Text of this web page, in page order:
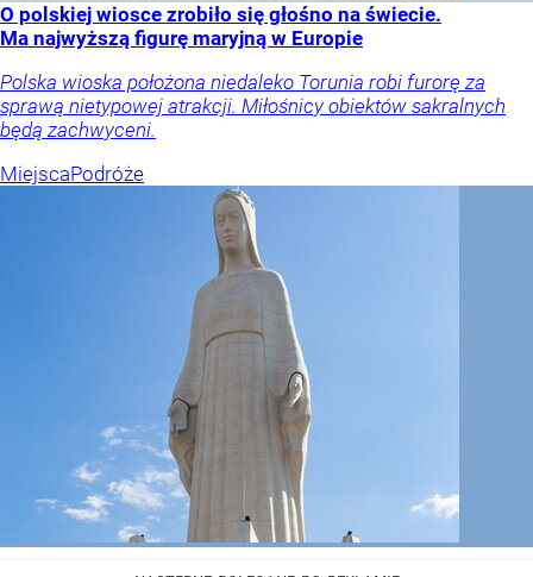
O polskiej wiosce zrobiło się głośno na świecie.
Ma najwyższą figurę maryjną w Europie
Polska wioska położona niedaleko Torunia robi furorę za
sprawą nietypowej atrakcji. Miłośnicy obiektów sakralnych
będą zachwyceni.
MiejscaPodróże